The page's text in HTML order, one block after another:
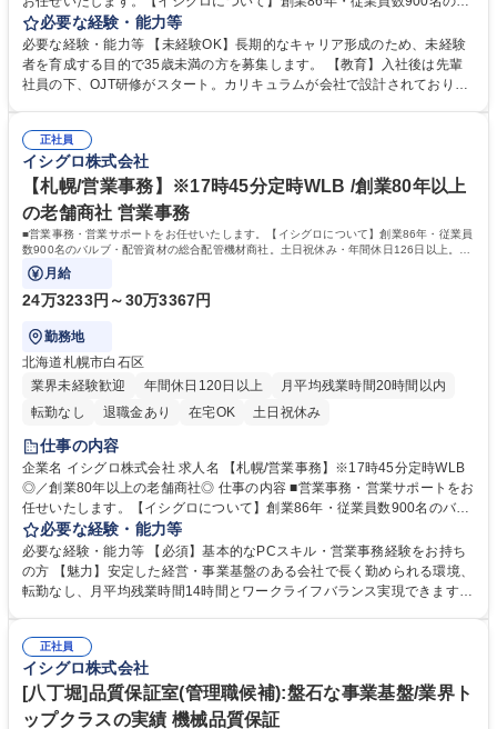
ルブ・配管資材の総合配管機材商社。土日祝休み・年間休日126日以上。
長期的就業ができる環境です。 【業務詳細】 ■受発注業務：社内システム
を使用し、電話/FAX/メールでの依頼を処理 ■見積書作成：顧客ニーズに合
わせた正確な書類作成 ■営業サポート：電話応対や資料作成を通じた部門
◎
必要な経験・能力等
必要な経験・能力等 【未経験OK】長期的なキャリア形成のため、未経験
者を育成する目的で35歳未満の方を募集します。 【教育】入社後は先輩
社員の下、OJT研修がスタート。カリキュラムが会社で設計されており、
力】安定した経営・事業基盤のある会社で長く勤められる環境、転勤な
し、月平均残業時間14時間とワークライフバランス実現できます。 学
歴・資格 学歴：大学院 大学 高専 短大 専修学校 高校 語学力： 資格：
正社員
イシグロ株式会社
【札幌/営業事務】※17時45分定時WLB /創業80年以上
の老舗商社 営業事務
■営業事務・営業サポートをお任せいたします。【イシグロについて】創業86年・従業員
数900名のバルブ・配管資材の総合配管機材商社。土日祝休み・年間休日126日以上。長
期的就業ができる環境です。
月給
24万3233円～30万3367円
勤務地
北海道札幌市白石区
業界未経験歓迎
年間休日120日以上
月平均残業時間20時間以内
転勤なし
退職金あり 在宅OK 土日祝休み
仕事の内容
企業名 イシグロ株式会社 求人名 【札幌/営業事務】※17時45分定時WLB
◎／創業80年以上の老舗商社◎ 仕事の内容 ■営業事務・営業サポートをお
任せいたします。【イシグロについて】創業86年・従業員数900名のバル
ブ・配管資材の総合配管機材商社。土日祝休み・年間休日126日以上。長
期的就業ができる環境です。 【業務詳細】 ■受発注業務：社内システムを
使用し、電話/FAX/メールでの依頼を処理 ■見積書作成：顧客ニーズに合わ
せた正確な書類作成 ■営業サポート：電話応対や資料作成を通じた部門支
必要な経験・能力等
必要な経験・能力等 【必須】基本的なPCスキル・営業事務経験をお持ち
の方 【魅力】安定した経営・事業基盤のある会社で長く勤められる環境、
転勤なし、月平均残業時間14時間とワークライフバランス実現できます。
グもご用意。繰り返し見ることができるコンテンツで社内ルールや商品に
ついて学べます。 学歴・資格 学歴：大学院 大学 高専 短大 専修学校 高校
語学力： 資格：
正社員
イシグロ株式会社
[八丁堀]品質保証室(管理職候補):盤石な事業基盤/業界ト
ップクラスの実績 機械品質保証